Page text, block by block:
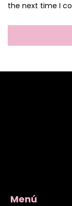
the next time I
Menú